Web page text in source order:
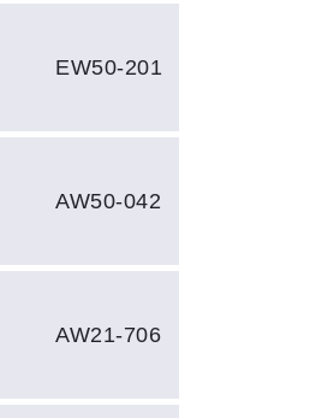
EW50-201
AW50-042
AW21-706